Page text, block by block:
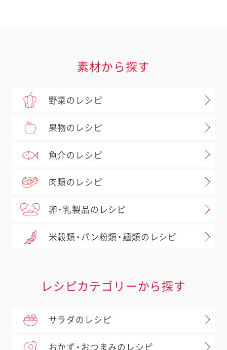
素材から探す
野菜のレシピ
果物のレシピ
魚介のレシピ
肉類のレシピ
卵・乳製品のレシピ
米穀類・パン粉類・麺類のレシピ
レシピカテゴリーから探す
サラダのレシピ
おかず・おつまみのレシピ